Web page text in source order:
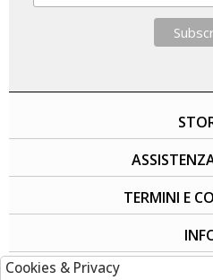
TERMINI E
Cookies & Privacy